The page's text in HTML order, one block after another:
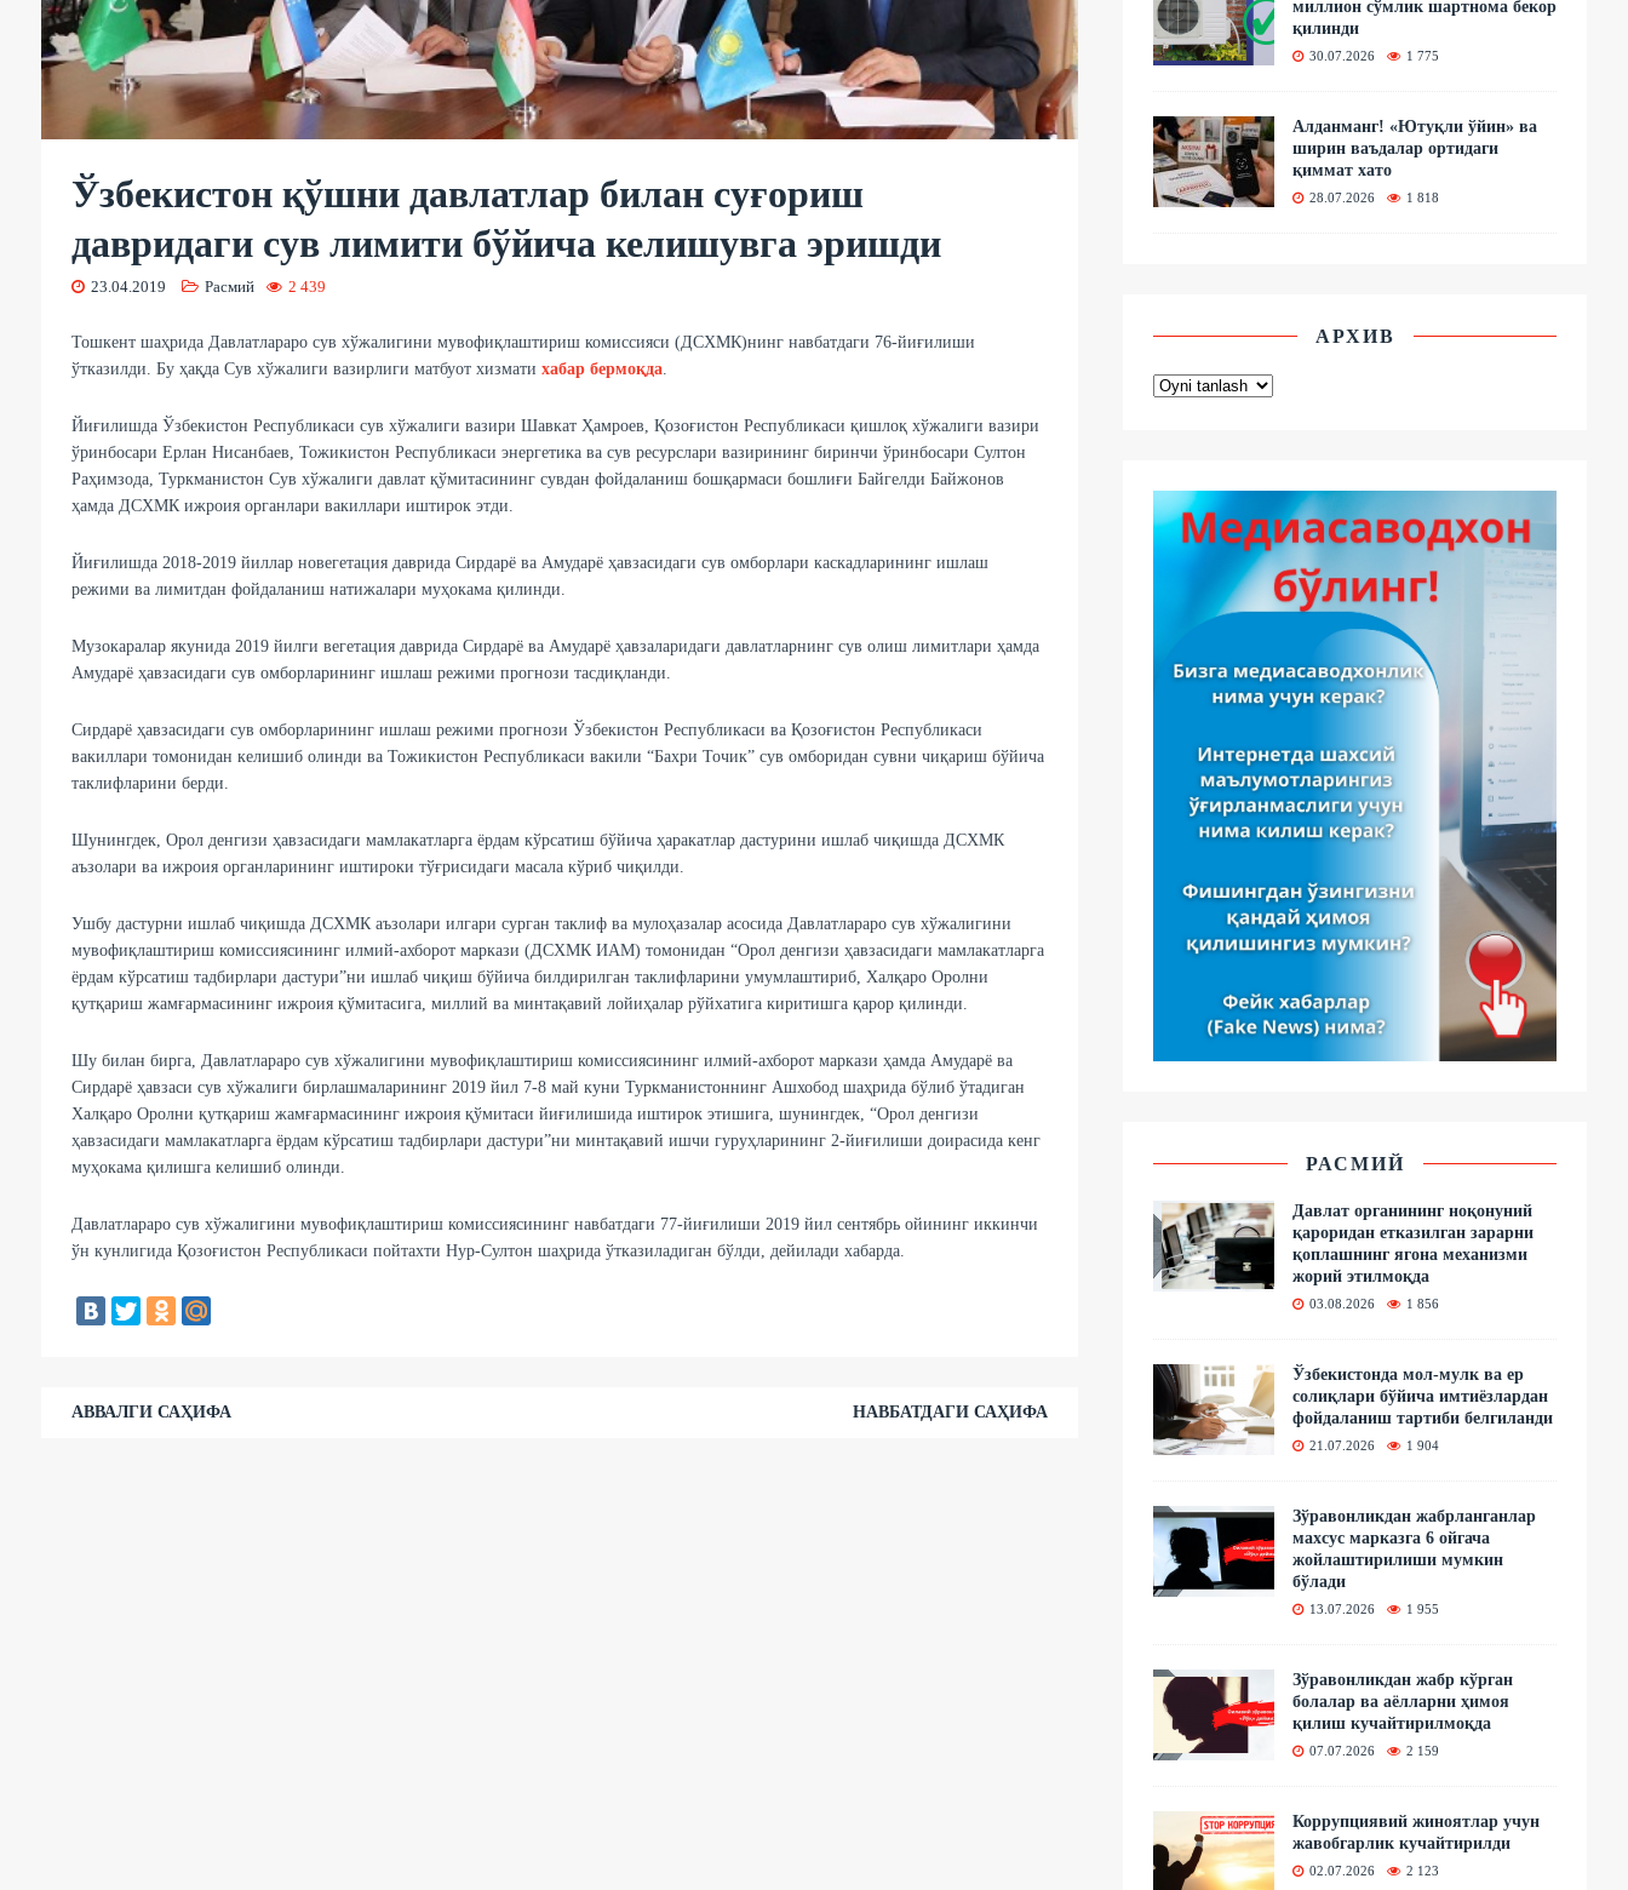
Ўзбекистон қўшни давлатлар билан суғориш
давридаги сув лимити бўйича келишувга эришди
23.04.2019 Расмий 2 439
Тошкент шаҳрида Давлатлараро сув хўжалигини мувофиқлаштириш комиссияси (ДСХМК)нинг навбатдаги 76-йиғилиши
ўтказилди. Бу ҳақда Сув хўжалиги вазирлиги матбуот хизмати хабар бермоқда.
Йиғилишда Ўзбекистон Республикаси сув хўжалиги вазири Шавкат Ҳамроев, Қозоғистон Республикаси қишлоқ хўжалиги вазири
ўринбосари Ерлан Нисанбаев, Тожикистон Республикаси энергетика ва сув ресурслари вазирининг биринчи ўринбосари Султон
Раҳимзода, Туркманистон Сув хўжалиги давлат қўмитасининг сувдан фойдаланиш бошқармаси бошлиғи Байгелди Байжонов
ҳамда ДСХМК ижроия органлари вакиллари иштирок этди.
Йиғилишда 2018-2019 йиллар новегетация даврида Сирдарё ва Амударё ҳавзасидаги сув омборлари каскадларининг ишлаш
режими ва лимитдан фойдаланиш натижалари муҳокама қилинди.
Музокаралар якунида 2019 йилги вегетация даврида Сирдарё ва Амударё ҳавзаларидаги давлатларнинг сув олиш лимитлари ҳамда
Амударё ҳавзасидаги сув омборларининг ишлаш режими прогнози тасдиқланди.
Сирдарё ҳавзасидаги сув омборларининг ишлаш режими прогнози Ўзбекистон Республикаси ва Қозоғистон Республикаси
вакиллари томонидан келишиб олинди ва Тожикистон Республикаси вакили “Бахри Точик” сув омборидан сувни чиқариш бўйича
таклифларини берди.
Шунингдек, Орол денгизи ҳавзасидаги мамлакатларга ёрдам кўрсатиш бўйича ҳаракатлар дастурини ишлаб чиқишда ДСХМК
аъзолари ва ижроия органларининг иштироки тўғрисидаги масала кўриб чиқилди.
Ушбу дастурни ишлаб чиқишда ДСХМК аъзолари илгари сурган таклиф ва мулоҳазалар асосида Давлатлараро сув хўжалигини
мувофиқлаштириш комиссиясининг илмий-ахборот маркази (ДСХМК ИАМ) томонидан “Орол денгизи ҳавзасидаги мамлакатларга
ёрдам кўрсатиш тадбирлари дастури”ни ишлаб чиқиш бўйича билдирилган таклифларини умумлаштириб, Халқаро Оролни
қутқариш жамғармасининг ижроия қўмитасига, миллий ва минтақавий лойиҳалар рўйхатига киритишга қарор қилинди.
Шу билан бирга, Давлатлараро сув хўжалигини мувофиқлаштириш комиссиясининг илмий-ахборот маркази ҳамда Амударё ва
Сирдарё ҳавзаси сув хўжалиги бирлашмаларининг 2019 йил 7-8 май куни Туркманистоннинг Ашхобод шаҳрида бўлиб ўтадиган
Халқаро Оролни қутқариш жамғармасининг ижроия қўмитаси йиғилишида иштирок этишига, шунингдек, “Орол денгизи
ҳавзасидаги мамлакатларга ёрдам кўрсатиш тадбирлари дастури”ни минтақавий ишчи гуруҳларининг 2-йиғилиши доирасида кенг
муҳокама қилишга келишиб олинди.
Давлатлараро сув хўжалигини мувофиқлаштириш комиссиясининг навбатдаги 77-йиғилиши 2019 йил сентябрь ойининг иккинчи
ўн кунлигида Қозоғистон Республикаси пойтахти Нур-Султон шаҳрида ўтказиладиган бўлди, дейилади хабарда.
АВВАЛГИ САҲИФА НАВБАТДАГИ САҲИФА
миллион сўмлик шартнома бекор
қилинди
30.07.2026 1 775
Алданманг! «Ютуқли ўйин» ва
ширин ваъдалар ортидаги
қиммат хато
28.07.2026 1 818
АРХИВ
РАСМИЙ
Давлат органининг ноқонуний
қароридан етказилган зарарни
қоплашнинг ягона механизми
жорий этилмоқда
03.08.2026 1 856
Ўзбекистонда мол-мулк ва ер
солиқлари бўйича имтиёзлардан
фойдаланиш тартиби белгиланди
21.07.2026 1 904
Зўравонликдан жабрланганлар
махсус марказга 6 ойгача
жойлаштирилиши мумкин
бўлади
13.07.2026 1 955
Зўравонликдан жабр кўрган
болалар ва аёлларни ҳимоя
қилиш кучайтирилмоқда
07.07.2026 2 159
Коррупциявий жиноятлар учун
жавобгарлик кучайтирилди
02.07.2026 2 123